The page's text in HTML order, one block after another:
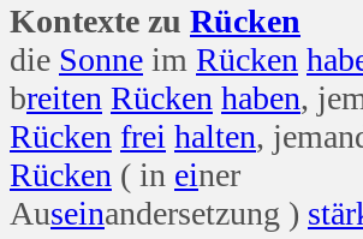
Kontexte zu Rücken
die Sonne im Rücken
breiten Rücken haben,
Rücken frei halten,
Rücken ( in einer
Auseinandersetzung )